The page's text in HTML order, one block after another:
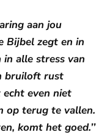
aan jou
Bijbel zegt en in
alle stress van
bruiloft rust
even niet
op terug te vallen.
komt het goed.’’